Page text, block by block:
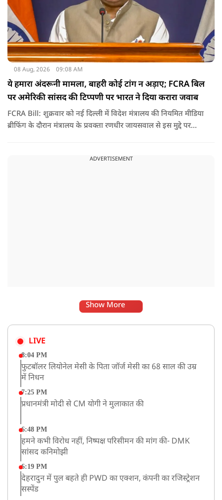
08 Aug, 2026 09:08 AM
ये हमारा अंदरूनी मामला, बाहरी कोई टांग न अड़ाए; FCRA बिल
पर अमेरिकी सांसद की टिप्पणी पर भारत ने दिया करारा जवाब
FCRA Bill: शुक्रवार को नई दिल्ली में विदेश मंत्रालय की नियमित मीडिया
ब्रीफिंग के दौरान मंत्रालय के प्रवक्ता रणधीर जायसवाल से इस मुद्दे पर
ADVERTISEMENT
Show More
LIVE
8:04 PM
फुटबॉलर लियोनेल मेसी के पिता जॉर्ज मेसी का 68 साल की उम्र
में निधन
7:25 PM
प्रधानमंत्री मोदी से CM योगी ने मुलाकात की
6:48 PM
हमने कभी विरोध नहीं, निष्पक्ष परिसीमन की मांग की- DMK
सांसद कनिमोझी
6:19 PM
देहरादुन में पुल बहते ही PWD का एक्शन, कंपनी का रजिस्ट्रेशन
सस्पेंड